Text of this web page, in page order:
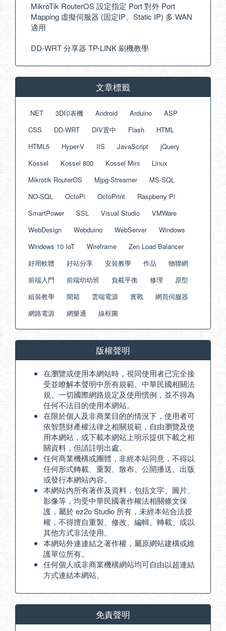
MikroTik RouterOS 設定指定 Port 對外 Port
Mapping 虛擬伺服器 (固定IP、Static IP) 多 WAN
適用
DD-WRT 分享器 TP-LINK 刷機教學
文章標籤
.NET 3D印表機 Android Arduino
ASP
CSS
DD-WRT DIV置中 Flash
HTML
HTML5
Hyper-V IIS JavaScript
jQuery
Kossel
Kossel 800 Kossel Mini
Linux
Mikrotik RouterOS
Mjpg-Streamer
MS-SQL
NO-SQL
OctoPi OctoPrint
Raspberry Pi
SmartPower
SSL Visual Studio
VMWare
WebDesign
Webduino WebServer
Windows
Windows 10 IoT
Wireframe
Zen Load Balancer
好用軟體
好站分享 安裝教學 作品
物聯網
前端入門
前端幼幼班 負載平衡 修理
原型
組裝教學
開箱 雲端電源 實戰
網頁伺服器
網路電源
網樂通 線框圖
版權聲明
在瀏覽或使用本網站時，視同使用者已完全接
受並瞭解本聲明中所有規範、中華民國相關法
規、一切國際網路規定及使用慣例，並不得為
任何不法目的使用本網站。
在限於個人及非商業目的的情況下，使用者可
依智慧財產權法律之相關規範，自由瀏覽及使
用本網站，或下載本網站上明示提供下載之相
關資料，但請註明出處。
任何商業機構或團體，非經本站同意，不得以
任何形式轉載、重製、散布、公開播送、出版
或發行本網站內容。
本網站內所有著作及資料，包括文字、圖片、
影像等，均受中華民國著作權法相關條文保
護，屬於 ez2o Studio 所有，未經本站合法授
權，不得擅自重製、修改、編輯、轉載、或以
其他方式非法使用。
本網站外連連結之著作權，屬原網站建構或維
護單位所有。
任何個人或非商業機構網站均可自由以超連結
方式連結本網站。
免責聲明